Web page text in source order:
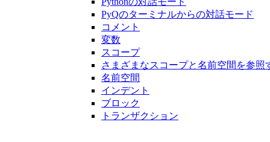
PyQのターミナルからの対話モード
コメント
変数
スコープ
さまざまなスコープと名前空間を参照
名前空間
インデント
ブロック
トランザクション